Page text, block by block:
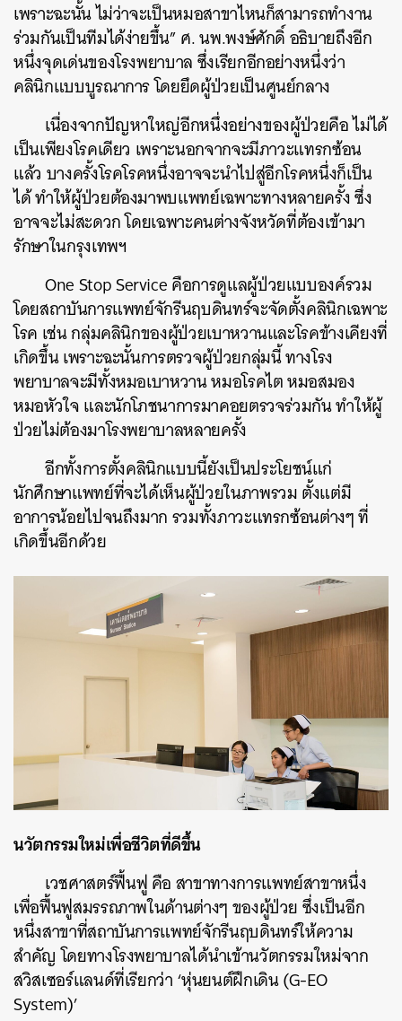
เพราะฉะนั้น ไม่ว่าจะเป็นหมอสาขาไหนก็สามารถทำงาน
ร่วมกันเป็นทีมได้ง่ายขึ้น” ศ. นพ.พงษ์ศักดิ์ อธิบายถึงอีก
หนึ่งจุดเด่นของโรงพยาบาล ซึ่งเรียกอีกอย่างหนึ่งว่า
คลินิกแบบบูรณาการ โดยยึดผู้ป่วยเป็นศูนย์กลาง
เนื่องจากปัญหาใหญ่อีกหนึ่งอย่างของผู้ป่วยคือ ไม่ได้
เป็นเพียงโรคเดียว เพราะนอกจากจะมีภาวะแทรกซ้อน
แล้ว บางครั้งโรคโรคหนึ่งอาจจะนำไปสู่อีกโรคหนึ่งก็เป็น
ได้ ทำให้ผู้ป่วยต้องมาพบแพทย์เฉพาะทางหลายครั้ง ซึ่ง
อาจจะไม่สะดวก โดยเฉพาะคนต่างจังหวัดที่ต้องเข้ามา
รักษาในกรุงเทพฯ
One Stop Service คือการดูแลผู้ป่วยแบบองค์รวม
โดยสถาบันการแพทย์จักรีนฤบดินทร์จะจัดตั้งคลินิกเฉพาะ
โรค เช่น กลุ่มคลินิกของผู้ป่วยเบาหวานและโรคข้างเคียงที่
เกิดขึ้น เพราะฉะนั้นการตรวจผู้ป่วยกลุ่มนี้ ทางโรง
พยาบาลจะมีทั้งหมอเบาหวาน หมอโรคไต หมอสมอง
หมอหัวใจ และนักโภชนาการมาคอยตรวจร่วมกัน ทำให้ผู้
ป่วยไม่ต้องมาโรงพยาบาลหลายครั้ง
อีกทั้งการตั้งคลินิกแบบนี้ยังเป็นประโยชน์แก่
นักศึกษาแพทย์ที่จะได้เห็นผู้ป่วยในภาพรวม ตั้งแต่มี
อาการน้อยไปจนถึงมาก รวมทั้งภาวะแทรกซ้อนต่างๆ ที่
เกิดขึ้นอีกด้วย
นวัตกรรมใหม่เพื่อชีวิตที่ดีขึ้น
เวชศาสตร์ฟื้นฟู คือ สาขาทางการแพทย์สาขาหนึ่ง
เพื่อฟื้นฟูสมรรถภาพในด้านต่างๆ ของผู้ป่วย ซึ่งเป็นอีก
หนึ่งสาขาที่สถาบันการแพทย์จักรีนฤบดินทร์ให้ความ
สำคัญ โดยทางโรงพยาบาลได้นำเข้านวัตกรรมใหม่จาก
สวิสเซอร์แลนด์ที่เรียกว่า ‘หุ่นยนต์ฝึกเดิน (G-EO
System)’